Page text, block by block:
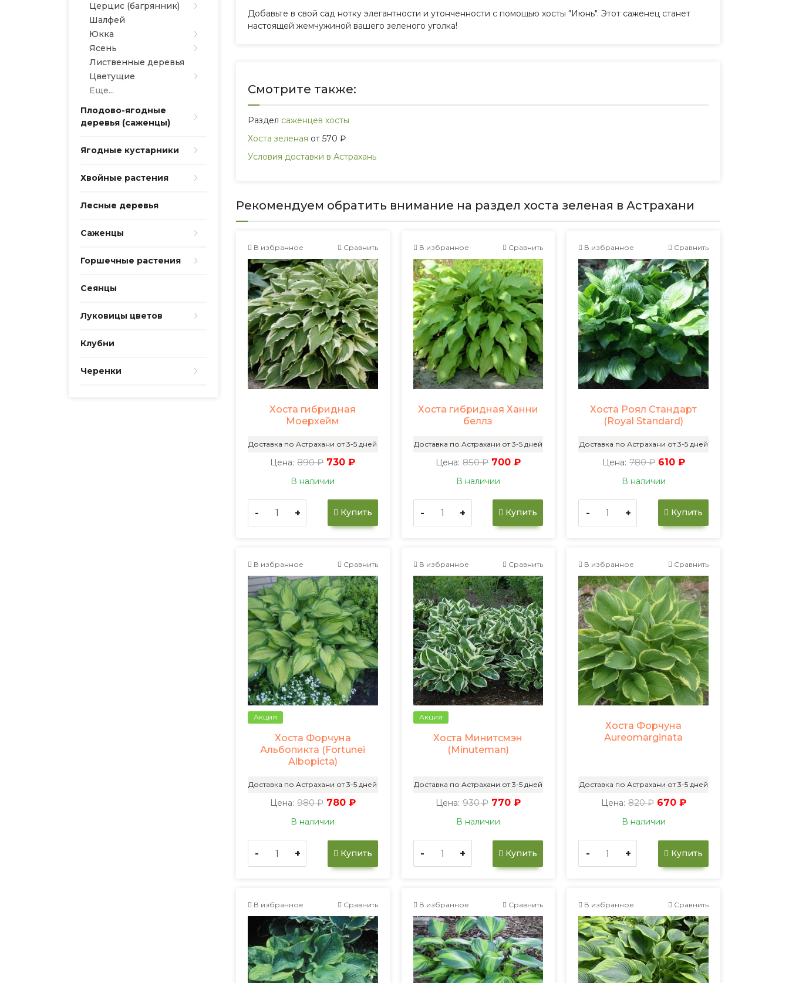
Церцис (багрянник)
Шалфей
Юкка
Ясень
Лиственные деревья
Цветущие
Еще...
Плодово-ягодные
деревья (саженцы)
Ягодные кустарники
Хвойные растения
Лесные деревья
Саженцы
Горшечные растения
Сеянцы
Луковицы цветов
Клубни
Черенки
Добавьте в свой сад нотку элегантности и утонченности с помощью хосты "Июнь". Этот саженец станет
настоящей жемчужиной вашего зеленого уголка!
Смотрите также:
Раздел саженцев хосты
Хоста зеленая от 570 ₽
Условия доставки в Астрахань
Рекомендуем обратить внимание на раздел хоста зеленая в Астрахани
В избранное Сравнить
Хоста гибридная
Моерхейм
Доставка по Астрахани от 3-5 дней
Цена: 890 ₽ 730 ₽
В наличии
- + Купить
В избранное Сравнить
Хоста гибридная Ханни
беллз
Доставка по Астрахани от 3-5 дней
Цена: 850 ₽ 700 ₽
В наличии
- + Купить
В избранное Сравнить
Хоста Роял Стандарт
(Royal Standard)
Доставка по Астрахани от 3-5 дней
Цена: 780 ₽ 610 ₽
В наличии
- + Купить
В избранное Сравнить
Акция
Хоста Форчуна
Альбопикта (Fortunei
Albopicta)
Доставка по Астрахани от 3-5 дней
Цена: 980 ₽ 780 ₽
В наличии
- + Купить
В избранное Сравнить
Акция
Хоста Минитсмэн
(Minuteman)
Доставка по Астрахани от 3-5 дней
Цена: 930 ₽ 770 ₽
В наличии
- + Купить
В избранное Сравнить
Хоста Форчуна
Аureomarginata
Доставка по Астрахани от 3-5 дней
Цена: 820 ₽ 670 ₽
В наличии
- + Купить
В избранное Сравнить В избранное Сравнить В избранное Сравнить